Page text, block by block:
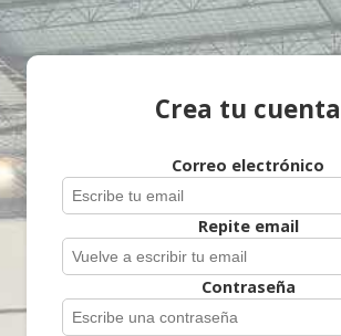
Crea tu cuenta
Correo electrónico
Repite email
Contraseña